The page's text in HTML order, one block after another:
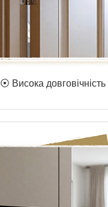
⦿ Висока довговічність